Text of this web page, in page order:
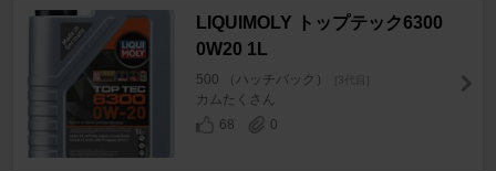
LIQUIMOLY トップテック6300
0W20 1L
500 （ハッチバック） [3代目]
カムたくさん
68
0